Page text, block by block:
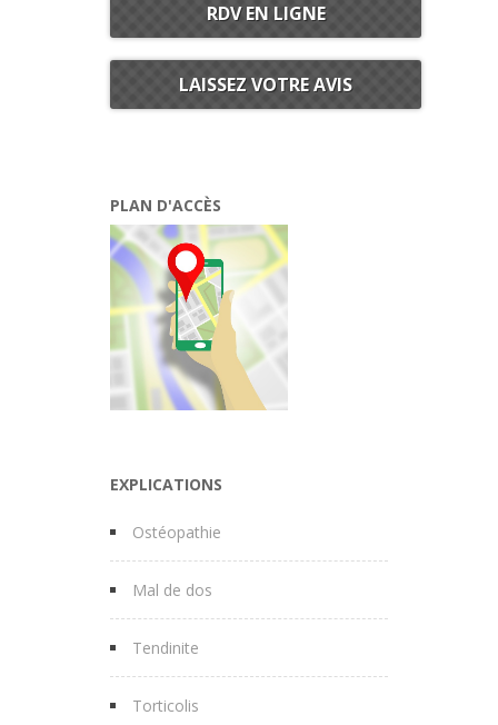
RDV EN LIGNE
LAISSEZ VOTRE AVIS
PLAN D'ACCÈS
EXPLICATIONS
Ostéopathie
Mal de dos
Tendinite
Torticolis